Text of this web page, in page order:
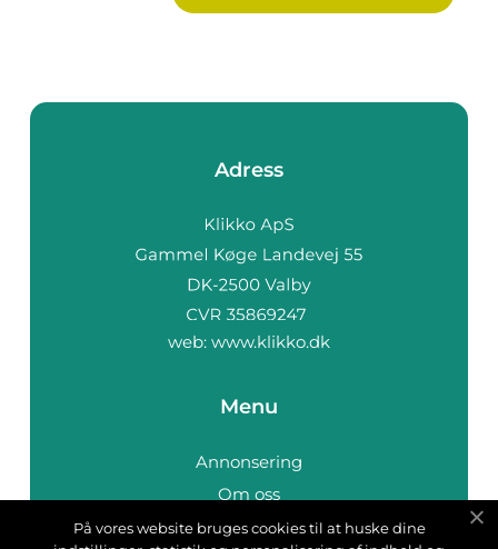
Adress
web: www.klikko.dk
Menu
Annonsering
Om oss
Cookies
På vores website bruges cookies til at huske dine